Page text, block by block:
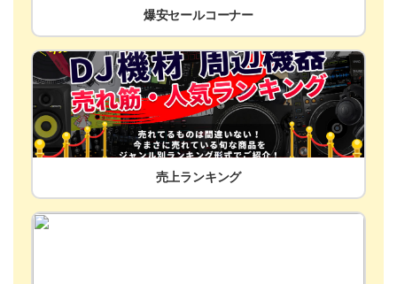
爆安セールコーナー
売上ランキング